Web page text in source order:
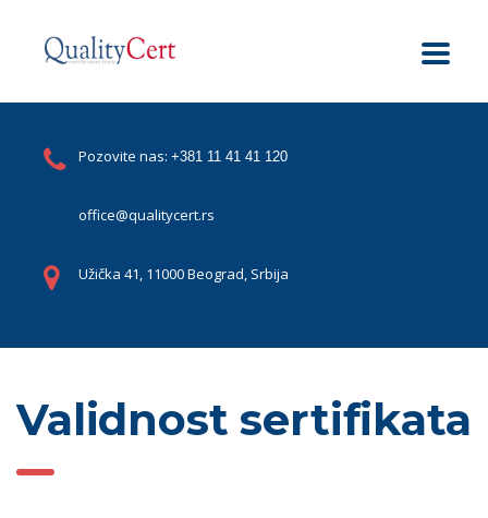
Pozovite nas: +381 11 41 41 120
office@qualitycert.rs
Užička 41, 11000 Beograd, Srbija
Validnost sertifikata